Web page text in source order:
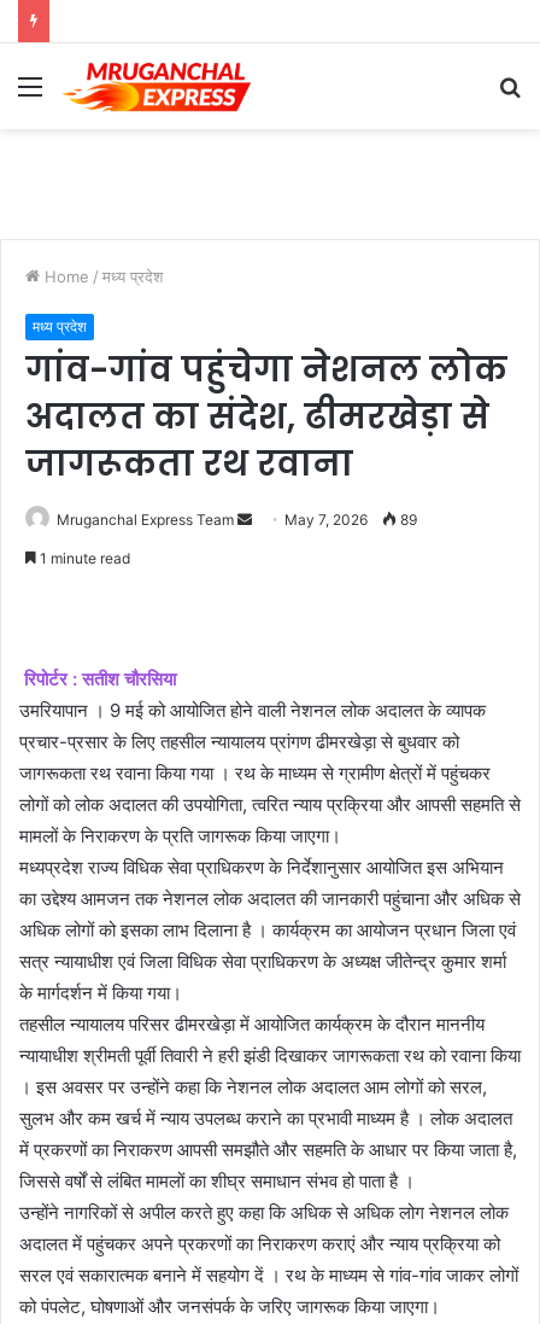
Menu
Home / मध्य प्रदेश
मध्य प्रदेश
गांव-गांव पहुंचेगा नेशनल लोक
अदालत का संदेश, ढीमरखेड़ा से
जागरूकता रथ रवाना
Mruganchal Express Team
Send May 7, 2026 89
1 minute read
रिपोर्टर : सतीश चौरसिया
उमरियापान । 9 मई को आयोजित होने वाली नेशनल लोक अदालत के व्यापक
प्रचार-प्रसार के लिए तहसील न्यायालय प्रांगण ढीमरखेड़ा से बुधवार को
जागरूकता रथ रवाना किया गया । रथ के माध्यम से ग्रामीण क्षेत्रों में पहुंचकर
लोगों को लोक अदालत की उपयोगिता, त्वरित न्याय प्रक्रिया और आपसी सहमति से
मामलों के निराकरण के प्रति जागरूक किया जाएगा।
मध्यप्रदेश राज्य विधिक सेवा प्राधिकरण के निर्देशानुसार आयोजित इस अभियान
का उद्देश्य आमजन तक नेशनल लोक अदालत की जानकारी पहुंचाना और अधिक से
अधिक लोगों को इसका लाभ दिलाना है । कार्यक्रम का आयोजन प्रधान जिला एवं
सत्र न्यायाधीश एवं जिला विधिक सेवा प्राधिकरण के अध्यक्ष जीतेन्द्र कुमार शर्मा
के मार्गदर्शन में किया गया।
तहसील न्यायालय परिसर ढीमरखेड़ा में आयोजित कार्यक्रम के दौरान माननीय
न्यायाधीश श्रीमती पूर्वी तिवारी ने हरी झंडी दिखाकर जागरूकता रथ को रवाना किया
। इस अवसर पर उन्होंने कहा कि नेशनल लोक अदालत आम लोगों को सरल,
सुलभ और कम खर्च में न्याय उपलब्ध कराने का प्रभावी माध्यम है । लोक अदालत
में प्रकरणों का निराकरण आपसी समझौते और सहमति के आधार पर किया जाता है,
जिससे वर्षों से लंबित मामलों का शीघ्र समाधान संभव हो पाता है ।
उन्होंने नागरिकों से अपील करते हुए कहा कि अधिक से अधिक लोग नेशनल लोक
अदालत में पहुंचकर अपने प्रकरणों का निराकरण कराएं और न्याय प्रक्रिया को
सरल एवं सकारात्मक बनाने में सहयोग दें । रथ के माध्यम से गांव-गांव जाकर लोगों
को पंपलेट, घोषणाओं और जनसंपर्क के जरिए जागरूक किया जाएगा।